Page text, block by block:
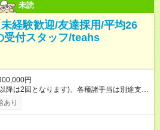
未読
経験歓迎/友達採用/平均26
受付スタッフ/teahs
円
降は2回となります)、各種諸手当は別途支
を考慮し、ご相談の上で決定します。 【試
り 試用期間の長さ：6ヶ月 雇用形態、給与
あり